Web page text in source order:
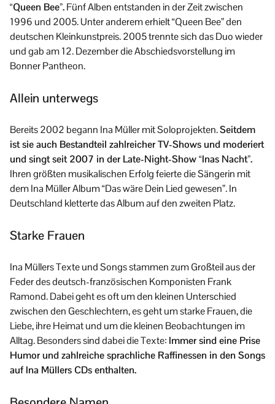
“Queen Bee”.Fünf Alben entstanden in der Zeit zwischen
1996 und 2005. Unter anderem erhielt “Queen Bee” den
deutschen Kleinkunstpreis. 2005 trennte sich das Duo wieder
und gab am 12. Dezember die Abschiedsvorstellung im
Bonner Pantheon.
Allein unterwegs
Bereits 2002 begann Ina Müller mit Soloprojekten.Seitdem
ist sie auch Bestandteil zahlreicher TV-Shows und moderiert
und singt seit 2007 in der Late-Night-Show “Inas Nacht”.
Ihren größten musikalischen Erfolg feierte die Sängerin mit
dem Ina Müller Album “Das wäre Dein Lied gewesen”. In
Deutschland kletterte das Album auf den zweiten Platz.
Starke Frauen
Ina Müllers Texte und Songs stammen zum Großteil aus der
Feder des deutsch-französischen Komponisten Frank
Ramond. Dabei geht es oft um den kleinen Unterschied
zwischen den Geschlechtern, es geht um starke Frauen, die
Liebe, ihre Heimat und um die kleinen Beobachtungen im
Alltag. Besonders sind dabei die Texte: Immer sind eine Prise
Humor und zahlreiche sprachliche Raffinessen in den Songs
auf Ina Müllers CDs enthalten.